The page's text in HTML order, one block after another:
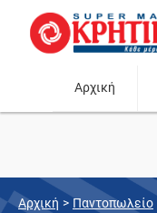
Αρχική
Αρχική > Παντοπωλείο